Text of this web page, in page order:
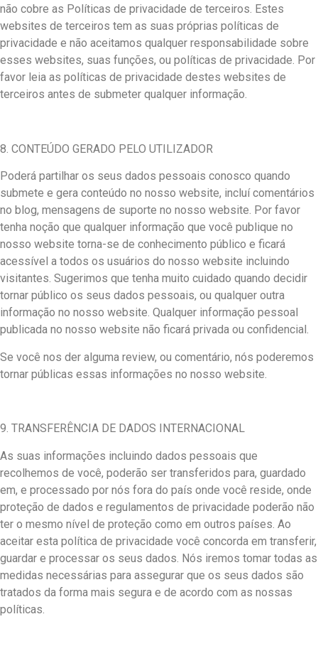
não cobre as Políticas de privacidade de terceiros. Estes
websites de terceiros tem as suas próprias políticas de
privacidade e não aceitamos qualquer responsabilidade sobre
esses websites, suas funções, ou políticas de privacidade. Por
favor leia as políticas de privacidade destes websites de
terceiros antes de submeter qualquer informação.
8. CONTEÚDO GERADO PELO UTILIZADOR
Poderá partilhar os seus dados pessoais conosco quando
submete e gera conteúdo no nosso website, incluí comentários
no blog, mensagens de suporte no nosso website. Por favor
tenha noção que qualquer informação que você publique no
nosso website torna-se de conhecimento público e ficará
acessível a todos os usuários do nosso website incluindo
visitantes. Sugerimos que tenha muito cuidado quando decidir
tornar público os seus dados pessoais, ou qualquer outra
informação no nosso website. Qualquer informação pessoal
publicada no nosso website não ficará privada ou confidencial.
Se você nos der alguma review, ou comentário, nós poderemos
tornar públicas essas informações no nosso website.
9. TRANSFERÊNCIA DE DADOS INTERNACIONAL
As suas informações incluindo dados pessoais que
recolhemos de você, poderão ser transferidos para, guardado
em, e processado por nós fora do país onde você reside, onde
proteção de dados e regulamentos de privacidade poderão não
ter o mesmo nível de proteção como em outros países. Ao
aceitar esta política de privacidade você concorda em transferir,
guardar e processar os seus dados. Nós iremos tomar todas as
medidas necessárias para assegurar que os seus dados são
tratados da forma mais segura e de acordo com as nossas
políticas.